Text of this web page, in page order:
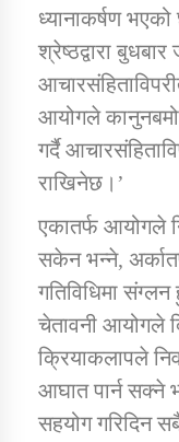
ध्यानाकर्षण
श्रेष्ठद्वारा बुधबार
आयोगले
गर्दै
राखिनेछ।’
एकातर्फ आयोगले
सकेन भन्ने,
गतिविधिमा
चेतावनी आयोगले
क्रियाकलापले
आघात पार्न सक्ने
सहयोग गरिदिन